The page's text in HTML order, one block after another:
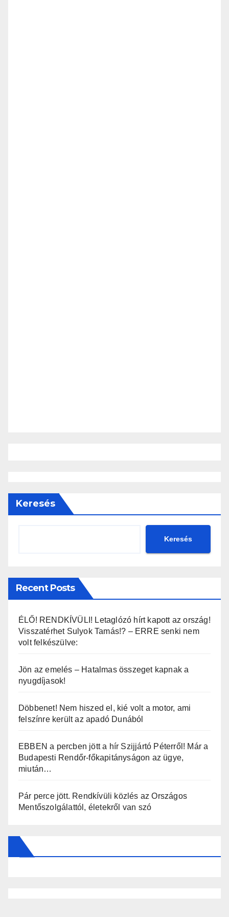
Keresés
Keresés
Recent Posts
ÉLŐ! RENDKÍVÜLI! Letaglózó hírt kapott az ország!
Visszatérhet Sulyok Tamás!? – ERRE senki nem
volt felkészülve:
Jön az emelés – Hatalmas összeget kapnak a
nyugdíjasok!
Döbbenet! Nem hiszed el, kié volt a motor, ami
felszínre került az apadó Dunából
EBBEN a percben jött a hír Szijjártó Péterről! Már a
Budapesti Rendőr-főkapitányságon az ügye,
miután…
Pár perce jött. Rendkívüli közlés az Országos
Mentőszolgálattól, életekről van szó